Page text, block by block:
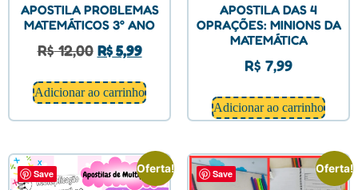
APOSTILA PROBLEMAS
MATEMÁTICOS 3° ANO
R$12,00 R$5,99
Adicionar ao carrinho
APOSTILA DAS 4
OPRAÇÕES: MINIONS DA
MATEMÁTICA
R$ 7,99
Adicionar ao carrinho
Save Oferta! Save Oferta!